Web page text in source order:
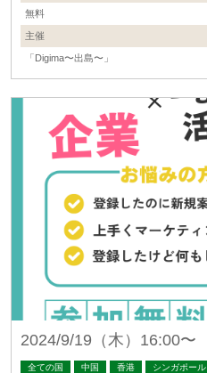
無料
主催
「Digima〜出島〜」
2024/9/19（木）16:00〜
全ての国 中国 香港 シンガポール